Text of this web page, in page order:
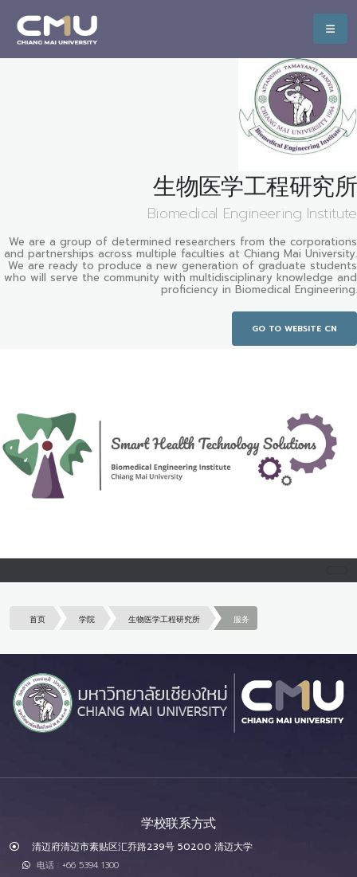
生物医学工程研究所
Biomedical Engineering Institute
We are a group of determined researchers from the corporations
and partnerships across multiple faculties at Chiang Mai University.
We are ready to produce a new generation of graduate students
who will serve the community with multidisciplinary knowledge and
proficiency in Biomedical Engineering.
GO TO WEBSITE CN
首页 学院 生物医学工程研究所 服务
学校联系方式
清迈府清迈市素贴区汇乔路239号 50200 清迈大学
电话 : +66 5394 1300